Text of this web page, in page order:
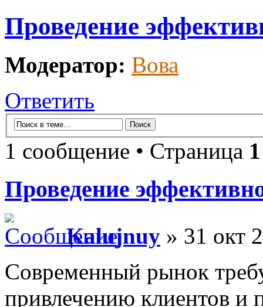
Проведение
Модератор: Вова
Ответить
1 сообщение • Страница 1
Проведение
Kalujnuy » 31 окт
Современный рынок
привлечению клиентов и